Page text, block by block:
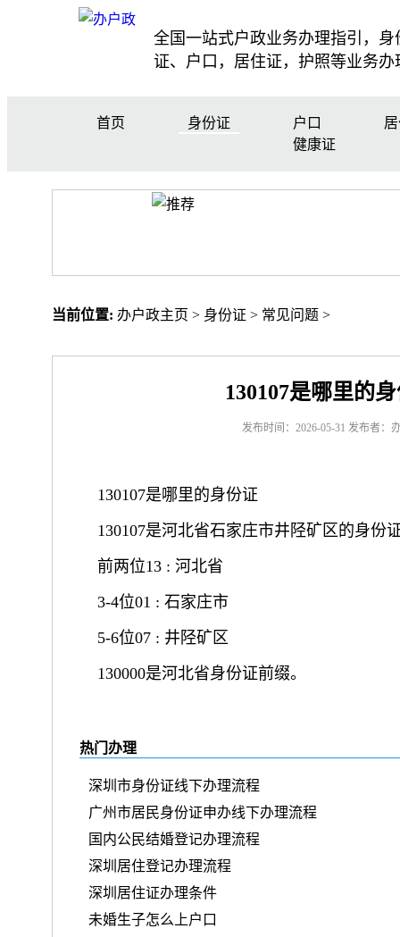
全国一站式户政业务办理指引，身
证、户口，居住证，护照等业务办
首页 身份证 户口
健康证
当前位置: 办户政主页 > 身份证 > 常见问题 >
130107是哪里的
发布时间：2026-05-31 发布者：
130107是哪里的身份证
130107是河北省石家庄市井陉矿区的身份
前两位13 : 河北省
3-4位01 : 石家庄市
5-6位07 : 井陉矿区
130000是河北省身份证前缀。
热门办理
深圳市身份证线下办理流程
广州市居民身份证申办线下办理流程
国内公民结婚登记办理流程
深圳居住登记办理流程
深圳居住证办理条件
未婚生子怎么上户口